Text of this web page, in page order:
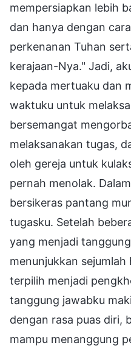
mempersiapkan lebih
dan hanya dengan
perkenanan Tuhan
kerajaan-Nya." Jadi,
kepada mertuaku dan
waktuku untuk
bersemangat
melaksanakan tugas,
oleh gereja untuk
pernah menolak.
bersikeras pantang
tugasku. Setelah
yang menjadi
menunjukkan sejumlah
terpilih menjadi
tanggung jawabku
dengan rasa puas diri,
mampu menanggung